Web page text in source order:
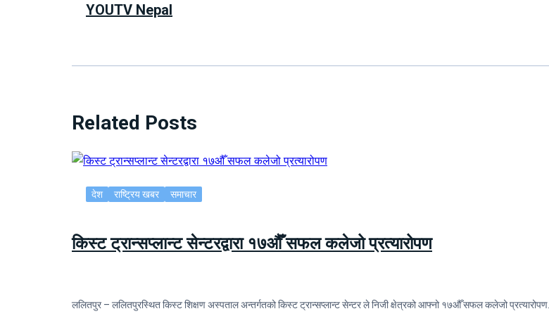
YOUTV Nepal
Related Posts
देश राष्ट्रिय खबर समाचार
किस्ट ट्रान्सप्लान्ट सेन्टरद्वारा १७औँ सफल कलेजो प्रत्यारोपण
ललितपुर – ललितपुरस्थित किस्ट शिक्षण अस्पताल अन्तर्गतको किस्ट ट्रान्सप्लान्ट सेन्टर ले निजी क्षेत्रको आफ्नो १७औँ सफल कलेजो प्रत्यारोपण…